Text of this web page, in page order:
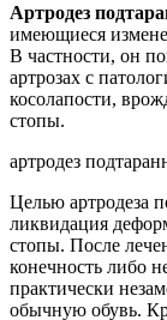
Артродез
имеющиеся
В частности, он
артрозах с
косолапости,
стопы.
артродез
Целью артродеза
ликвидация
стопы. После
конечность либо
практически
обычную обувь.